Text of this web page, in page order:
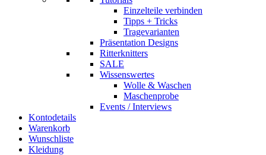
Einzelteile verbinden
Tipps + Tricks
Tragevarianten
Präsentation Designs
Ritterknitters
SALE
Wissenswertes
Wolle & Waschen
Maschenprobe
Events / Interviews
Kontodetails
Warenkorb
Wunschliste
Kleidung